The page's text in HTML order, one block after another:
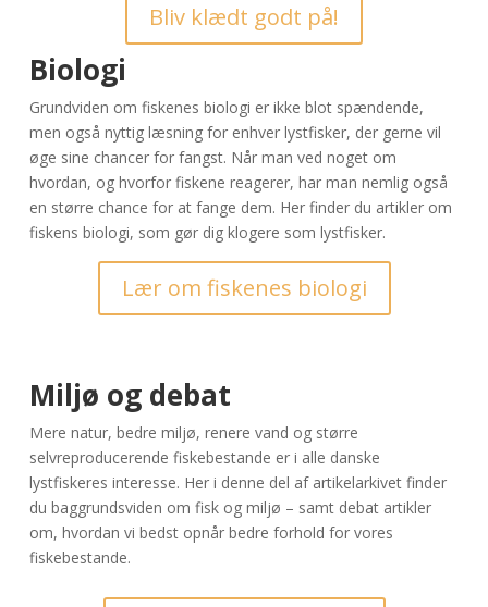
Bliv klædt godt på!
Biologi
Grundviden om fiskenes biologi er ikke blot spændende,
men også nyttig læsning for enhver lystfisker, der gerne vil
øge sine chancer for fangst. Når man ved noget om
hvordan, og hvorfor fiskene reagerer, har man nemlig også
en større chance for at fange dem. Her finder du artikler om
fiskens biologi, som gør dig klogere som lystfisker.
Lær om fiskenes biologi
Miljø og debat
Mere natur, bedre miljø, renere vand og større
selvreproducerende fiskebestande er i alle danske
lystfiskeres interesse. Her i denne del af artikelarkivet finder
du baggrundsviden om fisk og miljø – samt debat artikler
om, hvordan vi bedst opnår bedre forhold for vores
fiskebestande.